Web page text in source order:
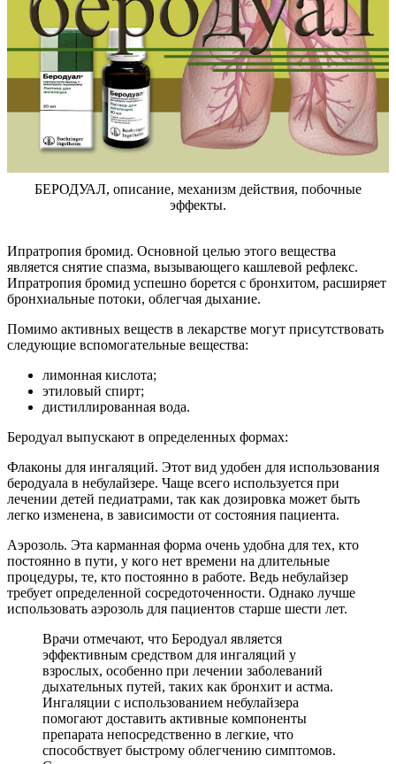
БЕРОДУАЛ, описание, механизм действия, побочные
эффекты.
Ипратропия бромид. Основной целью этого вещества
является снятие спазма, вызывающего кашлевой рефлекс.
Ипратропия бромид успешно борется с бронхитом, расширяет
бронхиальные потоки, облегчая дыхание.
Помимо активных веществ в лекарстве могут присутствовать
следующие вспомогательные вещества:
лимонная кислота;
этиловый спирт;
дистиллированная вода.
Беродуал выпускают в определенных формах:
Флаконы для ингаляций. Этот вид удобен для использования
беродуала в небулайзере. Чаще всего используется при
лечении детей педиатрами, так как дозировка может быть
легко изменена, в зависимости от состояния пациента.
Аэрозоль. Эта карманная форма очень удобна для тех, кто
постоянно в пути, у кого нет времени на длительные
процедуры, те, кто постоянно в работе. Ведь небулайзер
требует определенной сосредоточенности. Однако лучше
использовать аэрозоль для пациентов старше шести лет.
Врачи отмечают, что Беродуал является
эффективным средством для ингаляций у
взрослых, особенно при лечении заболеваний
дыхательных путей, таких как бронхит и астма.
Ингаляции с использованием небулайзера
помогают доставить активные компоненты
препарата непосредственно в легкие, что
способствует быстрому облегчению симптомов.